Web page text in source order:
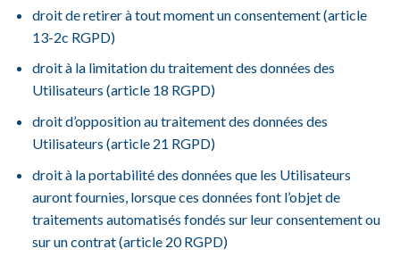
droit de retirer à tout moment un consentement (article
13-2c RGPD)
droit à la limitation du traitement des données des
Utilisateurs (article 18 RGPD)
droit d’opposition au traitement des données des
Utilisateurs (article 21 RGPD)
droit à la portabilité des données que les Utilisateurs
auront fournies, lorsque ces données font l’objet de
traitements automatisés fondés sur leur consentement ou
sur un contrat (article 20 RGPD)